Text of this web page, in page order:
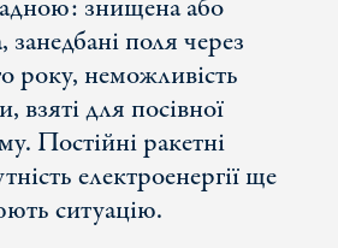
знищена або
занедбані поля через
року, неможливість
взяті для посівної
Постійні ракетні
електроенергії ще
ситуацію.